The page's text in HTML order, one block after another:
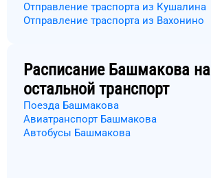
Отправление траспорта из Кушалина
Отправление траспорта из Вахонино
Расписание Башмакова на
остальной транспорт
Поезда Башмакова
Авиатранспорт Башмакова
Автобусы Башмакова